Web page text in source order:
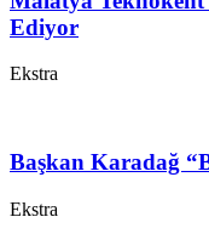
Ediyor
Ekstra
Başkan Karadağ
Ekstra